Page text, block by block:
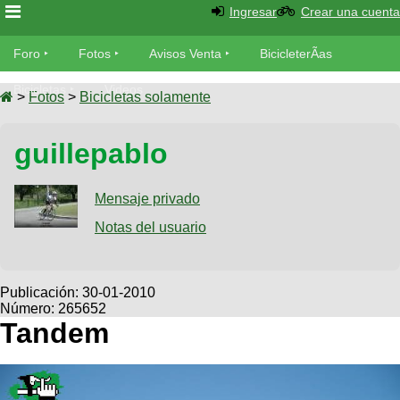
Foro
Foro
MecÃ¡nica
Fotos
SUBÃ
Galeria
Bicicletas
Viajes
Descenso
Dirt
Avisos
Ventas
SUBÃ
Buscar
Ultimos
Fotos
BicicleterÃ­
Bicicletas
Tandem
Videos
Cicloturismo
Ingresar Crear una cuenta
Foro Fotos Avisos Venta BicicleterÃ­as
Bicicletas Videos
> Fotos > Bicicletas solamente
guillepablo
Mensaje privado
Notas del usuario
Publicación: 30-01-2010
Número: 265652
Tandem